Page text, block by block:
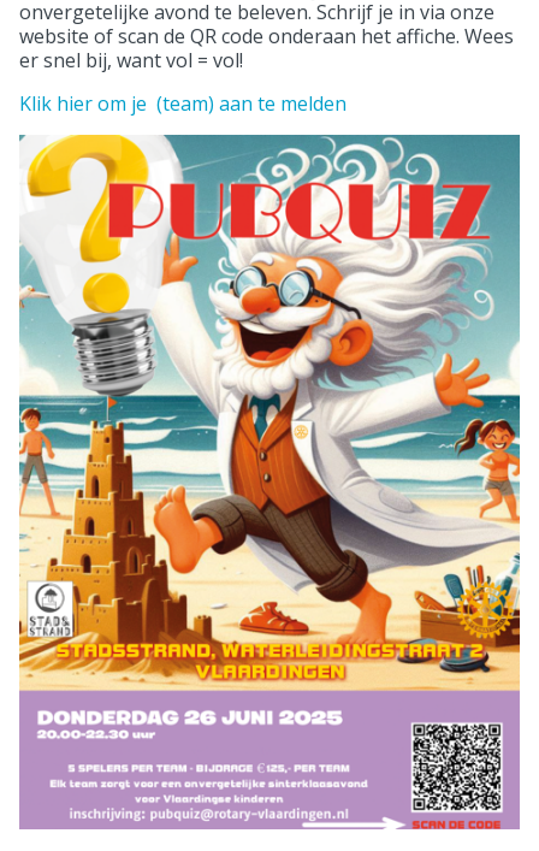
onvergetelijke avond te beleven. Schrijf je in via onze
website of scan de QR code onderaan het affiche. Wees
er snel bij, want vol = vol!
Klik hier om je (team) aan te melden